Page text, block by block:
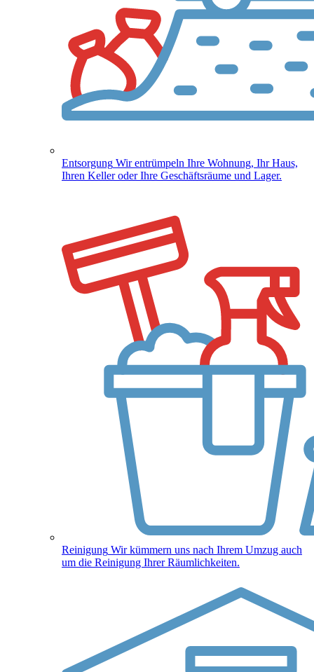
Entsorgung Wir entrümpeln Ihre Wohnung, Ihr Haus,
Ihren Keller oder Ihre Geschäftsräume und Lager.
Reinigung Wir kümmern uns nach Ihrem Umzug auch
um die Reinigung Ihrer Räumlichkeiten.